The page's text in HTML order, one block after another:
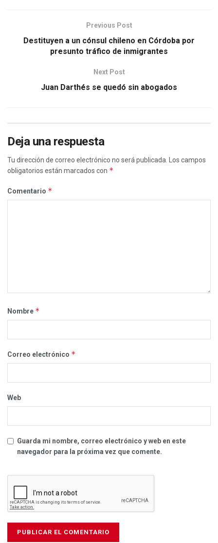
Previous Post
Destituyen a un cónsul chileno en Córdoba por
presunto tráfico de inmigrantes
Next Post
Juan Darthés se quedó sin abogados
Deja una respuesta
Tu dirección de correo electrónico no será publicada.
Los campos
obligatorios están marcados con *
Comentario *
Nombre *
Correo electrónico *
Web
Guarda mi nombre, correo electrónico y web en este
navegador para la próxima vez que comente.